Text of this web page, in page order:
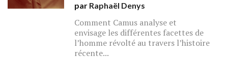
par Raphaël Denys
Comment Camus analyse et
envisage les différentes facettes de
l’homme révolté au travers l’histoire
récente...